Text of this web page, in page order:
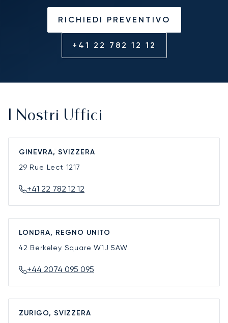
RICHIEDI PREVENTIVO
+41 22 782 12 12
I Nostri Uffici
GINEVRA, SVIZZERA
29 Rue Lect 1217
+41 22 782 12 12
LONDRA, REGNO UNITO
42 Berkeley SquareW1J 5AW
+44 2074 095 095
ZURIGO, SVIZZERA